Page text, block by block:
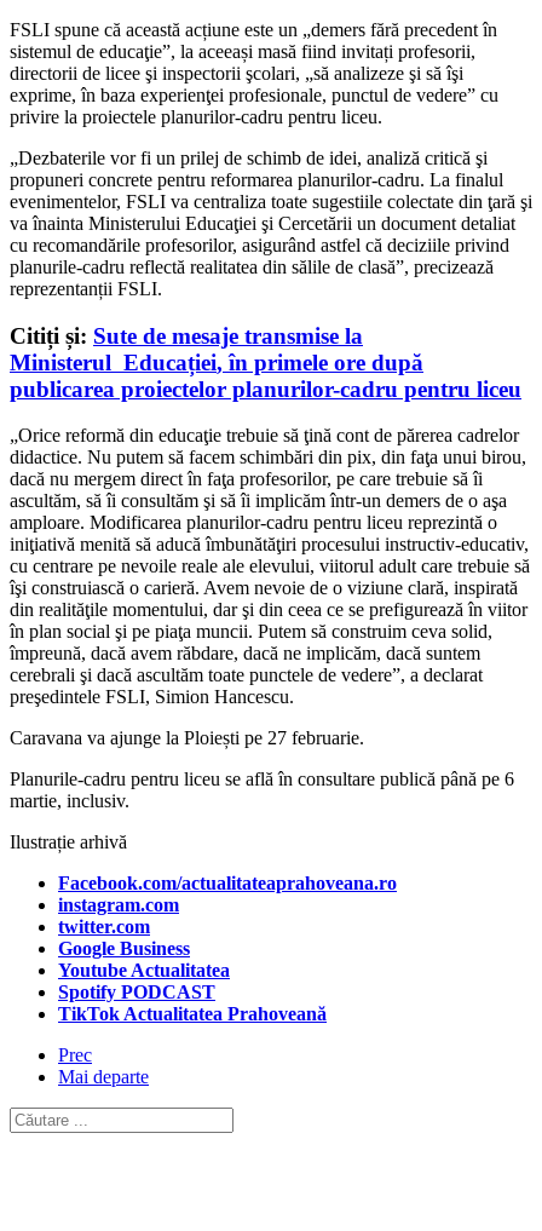
FSLI spune că această acțiune este un „demers fără precedent în
sistemul de educaţie”, la aceeași masă fiind invitați profesorii,
directorii de licee şi inspectorii şcolari, „să analizeze şi să îşi
exprime, în baza experienţei profesionale, punctul de vedere” cu
privire la proiectele planurilor-cadru pentru liceu.
„Dezbaterile vor fi un prilej de schimb de idei, analiză critică şi
propuneri concrete pentru reformarea planurilor-cadru. La finalul
evenimentelor, FSLI va centraliza toate sugestiile colectate din ţară şi
va înainta Ministerului Educaţiei şi Cercetării un document detaliat
cu recomandările profesorilor, asigurând astfel că deciziile privind
planurile-cadru reflectă realitatea din sălile de clasă”, precizează
reprezentanții FSLI.
Citiți și: Sute de mesaje transmise la
Ministerul Educației, în primele ore după
publicarea proiectelor planurilor-cadru pentru liceu
„Orice reformă din educaţie trebuie să ţină cont de părerea cadrelor
didactice. Nu putem să facem schimbări din pix, din faţa unui birou,
dacă nu mergem direct în faţa profesorilor, pe care trebuie să îi
ascultăm, să îi consultăm şi să îi implicăm într-un demers de o aşa
amploare. Modificarea planurilor-cadru pentru liceu reprezintă o
iniţiativă menită să aducă îmbunătăţiri procesului instructiv-educativ,
cu centrare pe nevoile reale ale elevului, viitorul adult care trebuie să
îşi construiască o carieră. Avem nevoie de o viziune clară, inspirată
din realităţile momentului, dar şi din ceea ce se prefigurează în viitor
în plan social şi pe piaţa muncii. Putem să construim ceva solid,
împreună, dacă avem răbdare, dacă ne implicăm, dacă suntem
cerebrali şi dacă ascultăm toate punctele de vedere”, a declarat
preşedintele FSLI, Simion Hancescu.
Caravana va ajunge la Ploiești pe 27 februarie.
Planurile-cadru pentru liceu se află în consultare publică până pe 6
martie, inclusiv.
Ilustrație arhivă
Facebook.com/actualitateaprahoveana.ro
instagram.com
twitter.com
Google Business
Youtube Actualitatea
Spotify PODCAST
TikTok Actualitatea Prahoveană
Prec
Mai departe